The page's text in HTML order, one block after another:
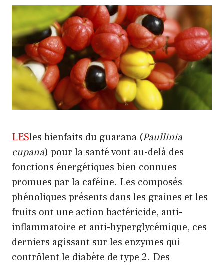
LESles bienfaits du guarana (Paullinia
cupana) pour la santé vont au-delà des
fonctions énergétiques bien connues
promues par la caféine. Les composés
phénoliques présents dans les graines et les
fruits ont une action bactéricide, anti-
inflammatoire et anti-hyperglycémique, ces
derniers agissant sur les enzymes qui
contrôlent le diabète de type 2. Des